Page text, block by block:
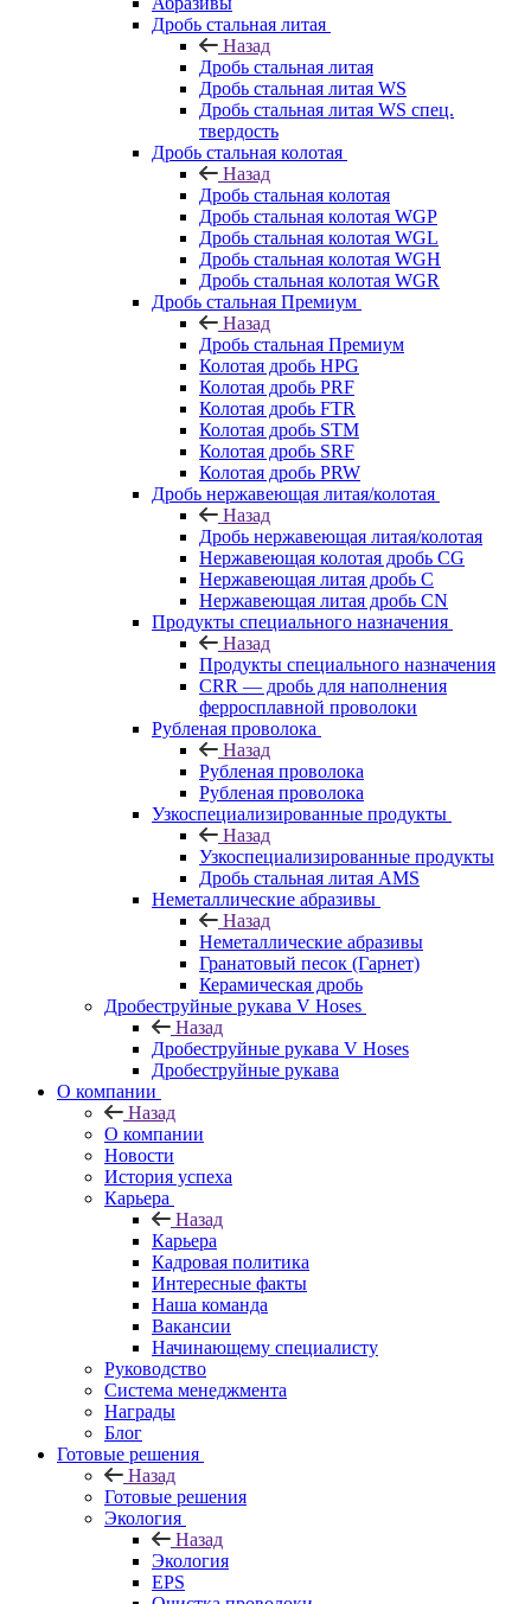
Дробь стальная литая
Назад
Дробь стальная литая
Дробь стальная литая WS
Дробь стальная литая WS спец.
твердость
Дробь стальная колотая
Назад
Дробь стальная колотая
Дробь стальная колотая WGP
Дробь стальная колотая WGL
Дробь стальная колотая WGH
Дробь стальная колотая WGR
Дробь стальная Премиум
Назад
Дробь стальная Премиум
Колотая дробь HPG
Колотая дробь PRF
Колотая дробь FTR
Колотая дробь STM
Колотая дробь SRF
Колотая дробь PRW
Дробь нержавеющая литая/колотая
Назад
Дробь нержавеющая литая/колотая
Нержавеющая колотая дробь CG
Нержавеющая литая дробь C
Нержавеющая литая дробь CN
Продукты специального назначения
Назад
Продукты специального назначения
CRR — дробь для наполнения
ферросплавной проволоки
Рубленая проволока
Назад
Рубленая проволока
Рубленая проволока
Узкоспециализированные продукты
Назад
Узкоспециализированные продукты
Дробь стальная литая AMS
Неметаллические абразивы
Назад
Неметаллические абразивы
Гранатовый песок (Гарнет)
Керамическая дробь
Дробеструйные рукава V Hoses
Назад
Дробеструйные рукава V Hoses
Дробеструйные рукава
О компании
Назад
О компании
Новости
История успеха
Карьера
Назад
Карьера
Кадровая политика
Интересные факты
Наша команда
Вакансии
Начинающему специалисту
Руководство
Система менеджмента
Награды
Блог
Готовые решения
Назад
Готовые решения
Экология
Назад
Экология
EPS